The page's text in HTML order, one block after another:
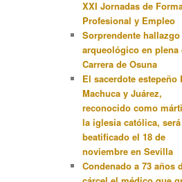
XXI Jornadas de
Profesional y Empleo
Sorprendente hallazgo
arqueológico en plena
Carrera de Osuna
El sacerdote estepeño
Machuca y Juárez,
reconocido como
la iglesia católica, será
beatificado el 18 de
noviembre en Sevilla
Condenado a 73 años